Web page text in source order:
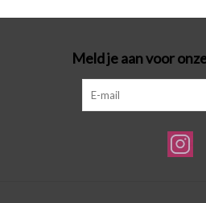
Badmode
Lingerie-accessoires
Cadeaubonnen
Meld je aan voor